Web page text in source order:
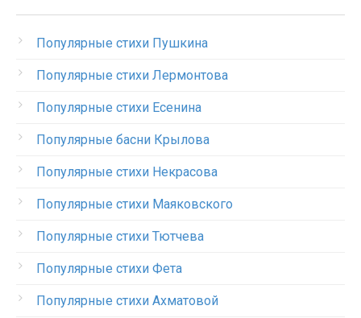
Популярные стихи Пушкина
Популярные стихи Лермонтова
Популярные стихи Есенина
Популярные басни Крылова
Популярные стихи Некрасова
Популярные стихи Маяковского
Популярные стихи Тютчева
Популярные стихи Фета
Популярные стихи Ахматовой